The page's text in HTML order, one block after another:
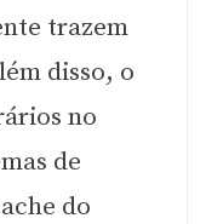
trazem
disso, o
no
de
do